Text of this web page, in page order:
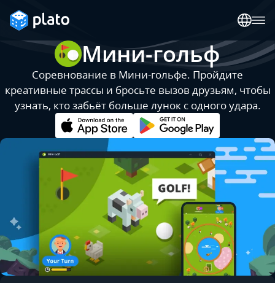
Мини-гольф
Соревнование в Мини-гольфе. Пройдите
креативные трассы и бросьте вызов друзьям, чтобы
узнать, кто забьёт больше лунок с одного удара.